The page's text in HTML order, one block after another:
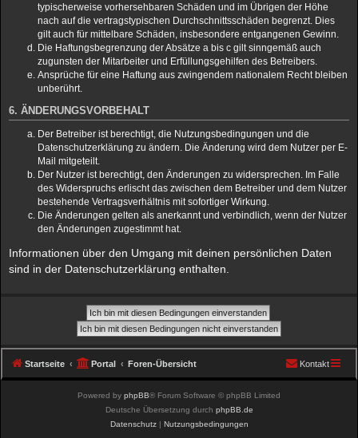
typischerweise vorhersehbaren Schäden und im Übrigen der Höhe
nach auf die vertragstypischen Durchschnittsschäden begrenzt. Dies
gilt auch für mittelbare Schäden, insbesondere entgangenen Gewinn.
Die Haftungsbegrenzung der Absätze a bis c gilt sinngemäß auch
zugunsten der Mitarbeiter und Erfüllungsgehilfen des Betreibers.
Ansprüche für eine Haftung aus zwingendem nationalem Recht bleiben
unberührt.
6. ÄNDERUNGSVORBEHALT
Der Betreiber ist berechtigt, die Nutzungsbedingungen und die
Datenschutzerklärung zu ändern. Die Änderung wird dem Nutzer per E-
Mail mitgeteilt.
Der Nutzer ist berechtigt, den Änderungen zu widersprechen. Im Falle
des Widerspruchs erlischt das zwischen dem Betreiber und dem Nutzer
bestehende Vertragsverhältnis mit sofortiger Wirkung.
Die Änderungen gelten als anerkannt und verbindlich, wenn der Nutzer
den Änderungen zugestimmt hat.
Informationen über den Umgang mit deinen persönlichen Daten
sind in der Datenschutzerklärung enthalten.
Startseite Portal Foren-Übersicht Kontakt
Powered by phpBB® Forum Software © phpBB Limited
Deutsche Übersetzung durch phpBB.de
Datenschutz| Nutzungsbedingungen